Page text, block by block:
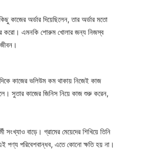
কাজের অর্ডার দিয়েছিলেন, তার অর্ডার মতো
করো। এমনকি শোরুম খোলার জন্য নিজস্ব
কাজের ভলিউম কম থাকায় নিজেই কাজ
সুতার কাজের জিনিস নিয়ে কাজ শুরু করেন,
বাড়ে। গ্রামের মেয়েদের শিখিয়ে তিনি
পণ্য পরিবেশবান্ধব, এতে কোনো ক্ষতি হয় না।